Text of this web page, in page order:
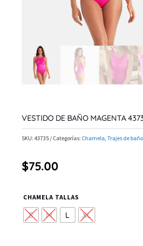
VESTIDO DE BAÑO MAGENTA
SKU: 43735 Categorías: Chamela, Trajes de
$75.00
CHAMELA TALLAS
S M L XL